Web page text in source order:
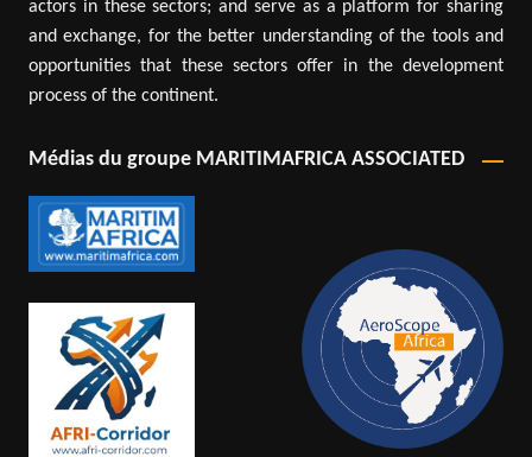
actors in these sectors; and serve as a platform for sharing
and exchange, for the better understanding of the tools and
opportunities that these sectors offer in the development
process of the continent.
Médias du groupe MARITIMAFRICA ASSOCIATED